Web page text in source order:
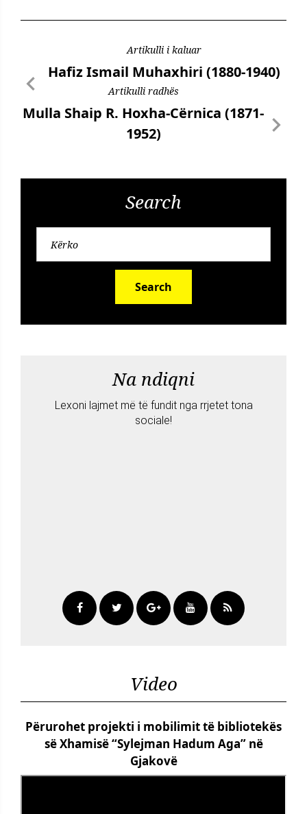
Artikulli i kaluar
Hafiz Ismail Muhaxhiri (1880-1940)
Artikulli radhës
Mulla Shaip R. Hoxha-Cërnica (1871-
1952)
Search
Search
Na ndiqni
Lexoni lajmet më të fundit nga rrjetet tona
sociale!
Video
Përurohet projekti i mobilimit të bibliotekës
së Xhamisë “Sylejman Hadum Aga” në
Gjakovë